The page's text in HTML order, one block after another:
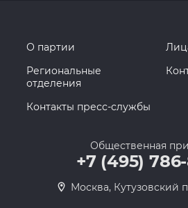
О партии
Региональные
отделения
Контакты пресс-службы
Общественная
+7 (495)
Москва, Кутузовский